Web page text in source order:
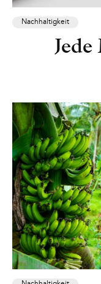
Nachhaltigkeit